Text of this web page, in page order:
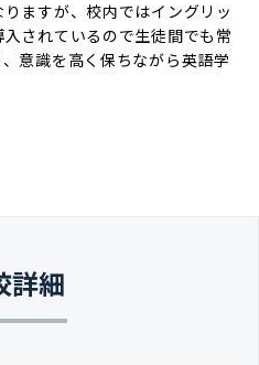
ますが、校内ではイングリッ
されているので生徒間でも常
意識を高く保ちながら英語学
詳細